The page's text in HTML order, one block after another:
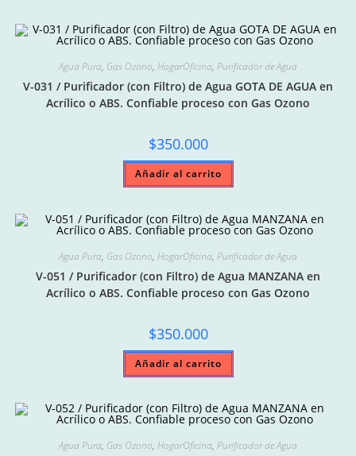
Agua Pura, Gas Ozono, HogarOficina, Purificador de Agua
V-031 / Purificador (con Filtro) de Agua GOTA DE AGUA en
Acrílico o ABS. Confiable proceso con Gas Ozono
$350.000
Añadir al carrito
Agua Pura, Gas Ozono, HogarOficina, Purificador de Agua
V-051 / Purificador (con Filtro) de Agua MANZANA en
Acrílico o ABS. Confiable proceso con Gas Ozono
$350.000
Añadir al carrito
Agua Pura, Gas Ozono, HogarOficina, Purificador de Agua